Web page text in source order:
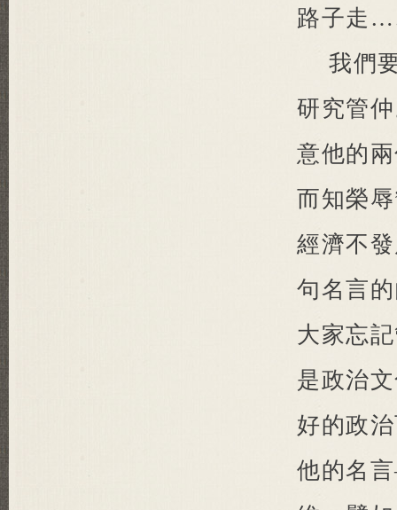
路子走
我們
研究管
意他的
而知榮
經濟不
句名言
大家忘
是政治
好的政
他的名